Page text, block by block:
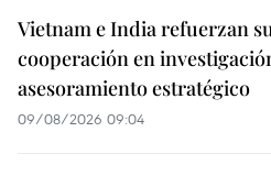
Vietnam e India refuerzan
cooperación en
asesoramiento estratégico
09/08/2026 09:04